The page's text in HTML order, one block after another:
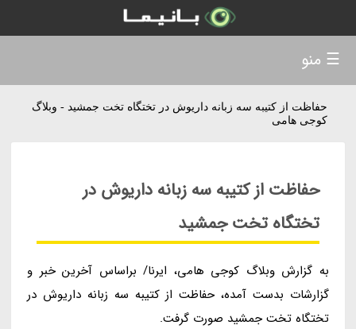
حفاظت از کتیبه سه زبانه داریوش در تختگاه تخت جمشید - وبلاگ
کوجی هامی
حفاظت از کتیبه سه زبانه داریوش در
تختگاه تخت جمشید
به گزارش وبلاگ کوجی هامی، ایرنا/ براساس آخرین خبر و
گزارشات بدست آمده، حفاظت از کتیبه سه زبانه داریوش در
تختگاه تخت جمشید صورت گرفت.
☰ منو